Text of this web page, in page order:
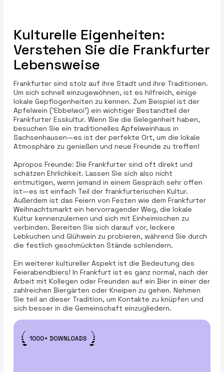
Kulturelle Eigenheiten:
Verstehen Sie die Frankfurter
Lebensweise
Frankfurter sind stolz auf ihre Stadt und ihre Traditionen.
Um sich schnell einzugewöhnen, ist es hilfreich, einige
lokale Gepflogenheiten zu kennen. Zum Beispiel ist der
Apfelwein ('Ebbelwoi') ein wichtiger Bestandteil der
Frankfurter Esskultur. Wenn Sie die Gelegenheit haben,
besuchen Sie ein traditionelles Apfelweinhaus in
Sachsenhausen—es ist der perfekte Ort, um die lokale
Atmosphäre zu genießen und neue Freunde zu treffen!
Apropos Freunde: Die Frankfurter sind oft direkt und
schätzen Ehrlichkeit. Lassen Sie sich also nicht
entmutigen, wenn jemand in einem Gespräch sehr offen
ist—es ist einfach Teil der frankfurterischen Kultur.
Außerdem ist das Feiern von Festen wie dem Frankfurter
Weihnachtsmarkt ein hervorragender Weg, die lokale
Kultur kennenzulernen und sich mit Einheimischen zu
verbinden. Bereiten Sie sich darauf vor, leckere
Lebkuchen und Glühwein zu probieren, während Sie durch
die festlich geschmückten Stände schlendern.
Ein weiterer kultureller Aspekt ist die Bedeutung des
Feierabendbiers! In Frankfurt ist es ganz normal, nach der
Arbeit mit Kollegen oder Freunden auf ein Bier in einer der
zahlreichen Biergärten oder Kneipen zu gehen. Nehmen
Sie teil an dieser Tradition, um Kontakte zu knüpfen und
sich besser in die Gemeinschaft einzugliedern.